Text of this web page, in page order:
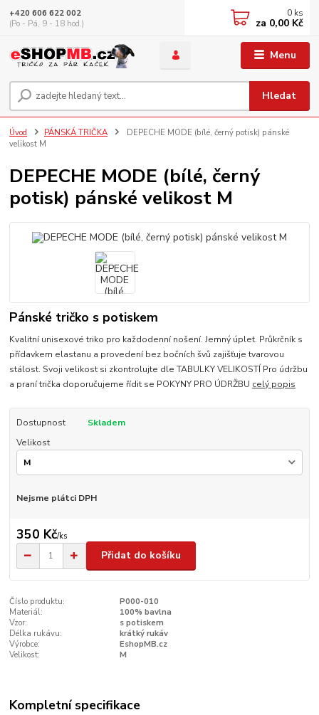
Menu
Hledat
+420 606 622 002
(Po - Pá, 9 - 18 hod.)
0 ks
za 0,00 Kč
Úvod PÁNSKÁ TRIČKA
DEPECHE MODE (bílé, černý potisk) pánské
velikost M
DEPECHE MODE (bílé, černý
potisk) pánské velikost M
Pánské tričko s potiskem
Kvalitní unisexové triko pro každodenní nošení. Jemný úplet. Průkrčník s
přídavkem elastanu a provedení bez bočních švů zajišťuje tvarovou
stálost. Svoji velikost si zkontrolujte dle TABULKY VELIKOSTÍ Pro údržbu
a praní trička doporučujeme řídit se POKYNY PRO ÚDRŽBU celý popis
Dostupnost
Skladem
Velikost
Nejsme plátci DPH
350 Kč/ks
Přidat do košíku
Číslo produktu:
P000-010
Materiál:
100% bavlna
Vzor:
s potiskem
Délka rukávu:
krátký rukáv
Výrobce:
EshopMB.cz
Velikost:
M
Kompletní specifikace